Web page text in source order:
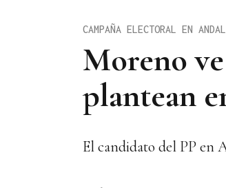
Moreno
plantean
CAMPAÑA ELECTORAL EN
El candidato del PP en